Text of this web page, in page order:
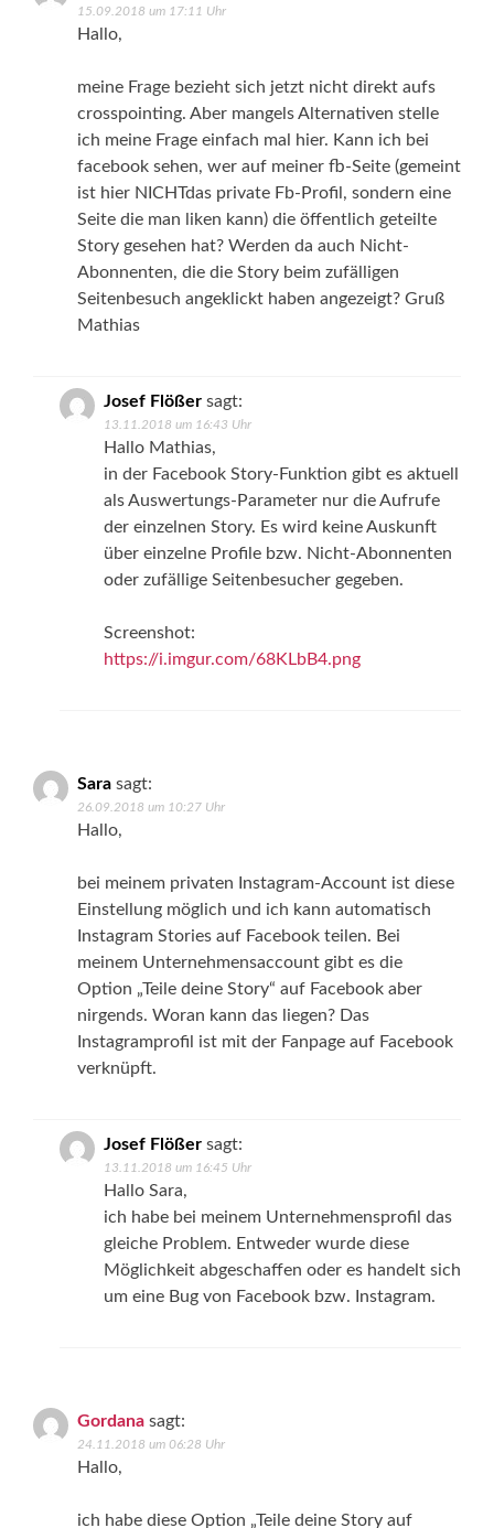
15.09.2018 um 17:11 Uhr
Hallo,
meine Frage bezieht sich jetzt nicht direkt aufs
crosspointing. Aber mangels Alternativen stelle
ich meine Frage einfach mal hier. Kann ich bei
facebook sehen, wer auf meiner fb-Seite (gemeint
ist hier NICHTdas private Fb-Profil, sondern eine
Seite die man liken kann) die öffentlich geteilte
Story gesehen hat? Werden da auch Nicht-
Abonnenten, die die Story beim zufälligen
Seitenbesuch angeklickt haben angezeigt? Gruß
Mathias
Josef Flößer sagt:
13.11.2018 um 16:43 Uhr
Hallo Mathias,
in der Facebook Story-Funktion gibt es aktuell
als Auswertungs-Parameter nur die Aufrufe
der einzelnen Story. Es wird keine Auskunft
über einzelne Profile bzw. Nicht-Abonnenten
oder zufällige Seitenbesucher gegeben.
Screenshot:
https://i.imgur.com/68KLbB4.png
Sara sagt:
26.09.2018 um 10:27 Uhr
Hallo,
bei meinem privaten Instagram-Account ist diese
Einstellung möglich und ich kann automatisch
Instagram Stories auf Facebook teilen. Bei
meinem Unternehmensaccount gibt es die
Option „Teile deine Story“ auf Facebook aber
nirgends. Woran kann das liegen? Das
Instagramprofil ist mit der Fanpage auf Facebook
verknüpft.
Josef Flößer sagt:
13.11.2018 um 16:45 Uhr
Hallo Sara,
ich habe bei meinem Unternehmensprofil das
gleiche Problem. Entweder wurde diese
Möglichkeit abgeschaffen oder es handelt sich
um eine Bug von Facebook bzw. Instagram.
Gordana sagt:
24.11.2018 um 06:28 Uhr
Hallo,
ich habe diese Option „Teile deine Story auf